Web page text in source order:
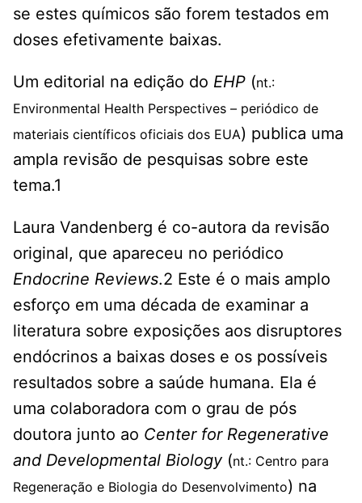
se estes químicos são forem testados em
doses efetivamente baixas.
Um editorial na edição do EHP (nt.:
Environmental Health Perspectives – periódico de
materiais científicos oficiais dos EUA) publica uma
ampla revisão de pesquisas sobre este
tema.1
Laura Vandenberg é co-autora da revisão
original, que apareceu no periódico
Endocrine Reviews.2 Este é o mais amplo
esforço em uma década de examinar a
literatura sobre exposições aos disruptores
endócrinos a baixas doses e os possíveis
resultados sobre a saúde humana. Ela é
uma colaboradora com o grau de pós
doutora junto ao Center for Regenerative
and Developmental Biology(nt.: Centro para
Regeneração e Biologia do Desenvolvimento) na